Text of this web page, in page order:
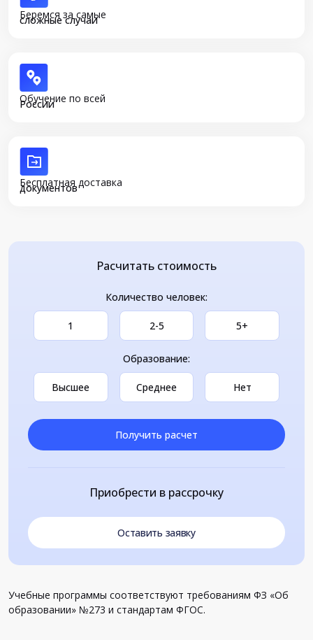
Беремся за самые
сложные случаи
Обучение по всей
России
Бесплатная доставка
документов
Расчитать стоимость
Количество человек:
1 2-5 5+
Образование:
Высшее Среднее Нет
Получить расчет
Приобрести в рассрочку
Оставить заявку
Учебные программы соответствуют требованиям ФЗ «Об
образовании» №273 и стандартам ФГОС.